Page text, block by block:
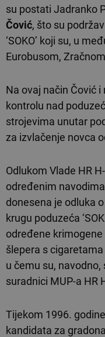
su postati Jadranko
Čović, što su
‘SOKO’ koji su, u
Eurobusom,
Na ovaj način Čović
kontrolu nad
strojevima unutar
za izvlačenje novca
Odlukom Vlade HR
određenim
donesena je odluka
krugu poduzeća
određene
šlepera s
u čemu su,
suradnici MUP-a HR
Tijekom 1996.
kandidata za